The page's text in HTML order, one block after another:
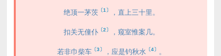
绝顶一茅茨 〔1〕 ，直上三十里。
扣关无僮仆 〔2〕 ，窥室惟案几。
若非巾柴车 〔3〕 ，应是钓秋水 〔4〕